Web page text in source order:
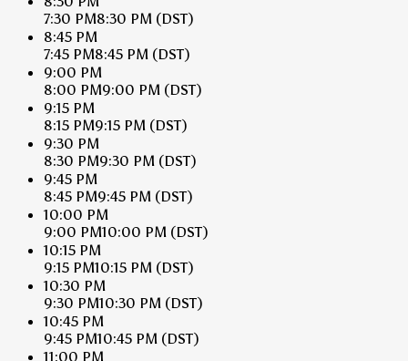
7:30 PM8:30 PM (DST)
8:45 PM
7:45 PM8:45 PM (DST)
9:00 PM
8:00 PM9:00 PM (DST)
9:15 PM
8:15 PM9:15 PM (DST)
9:30 PM
8:30 PM9:30 PM (DST)
9:45 PM
8:45 PM9:45 PM (DST)
10:00 PM
9:00 PM10:00 PM (DST)
10:15 PM
9:15 PM10:15 PM (DST)
10:30 PM
9:30 PM10:30 PM (DST)
10:45 PM
9:45 PM10:45 PM (DST)
11:00 PM